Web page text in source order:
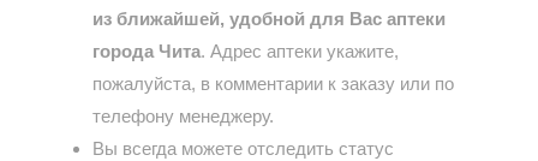
из ближайшей, удобной для Вас аптеки
города Чита. Адрес аптеки укажите,
пожалуйста, в комментарии к заказу или по
телефону менеджеру.
Вы всегда можете отследить статус